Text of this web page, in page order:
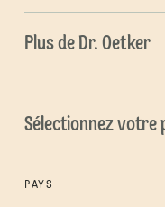
Plus de Dr. Oetker
Sélectionnez votre
PAYS